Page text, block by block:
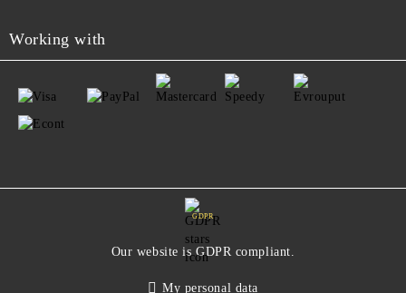
Working with
GDPR
Our website is GDPR compliant.
My personal data